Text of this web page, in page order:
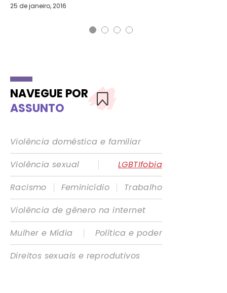
25 de janeiro, 2016
NAVEGUE POR
ASSUNTO
Violência doméstica e familiar
Violência sexual
|
LGBTIfobia
Racismo
| Feminicídio |
Trabalho
Violência de gênero na internet
Mulher e Mídia
|
Política e poder
Direitos sexuais e reprodutivos